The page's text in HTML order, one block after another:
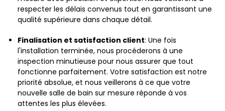
respecter les délais convenus tout en garantissant une
qualité supérieure dans chaque détail.
Finalisation et satisfaction client: Une fois
l'installation terminée, nous procéderons à une
inspection minutieuse pour nous assurer que tout
fonctionne parfaitement. Votre satisfaction est notre
priorité absolue, et nous veillerons à ce que votre
nouvelle salle de bain sur mesure réponde à vos
attentes les plus élevées.